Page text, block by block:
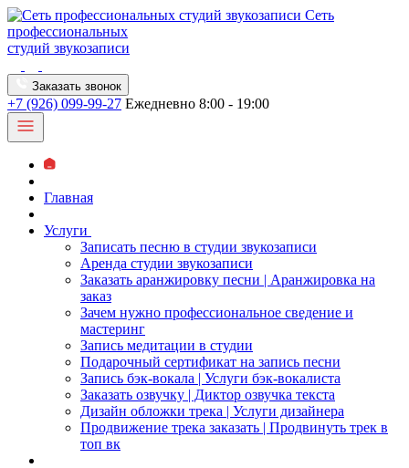
Сеть
профессиональных
студий звукозаписи
Заказать звонок
+7 (926) 099-99-27 Ежедневно 8:00 - 19:00
Главная
Услуги
Записать песню в студии звукозаписи
Аренда студии звукозаписи
Заказать аранжировку песни | Аранжировка на
заказ
Зачем нужно профессиональное сведение и
мастеринг
Запись медитации в студии
Подарочный сертификат на запись песни
Запись бэк-вокала | Услуги бэк-вокалиста
Заказать озвучку | Диктор озвучка текста
Дизайн обложки трека | Услуги дизайнера
Продвижение трека заказать | Продвинуть трек в
топ вк